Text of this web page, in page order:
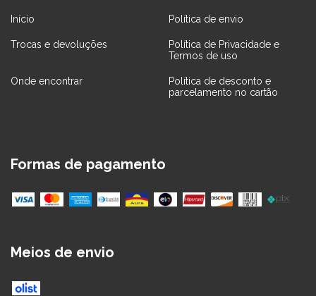
Início Política de envio
Trocas e devoluções
Política de Privacidade e
Termos de uso
Onde encontrar
Política de desconto e
parcelamento no cartão
Formas de pagamento
Meios de envio